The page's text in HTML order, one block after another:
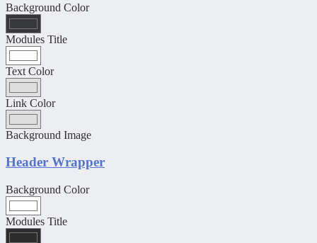
Background Color
Modules Title
Text Color
Link Color
Background Image
Header Wrapper
Background Color
Modules Title